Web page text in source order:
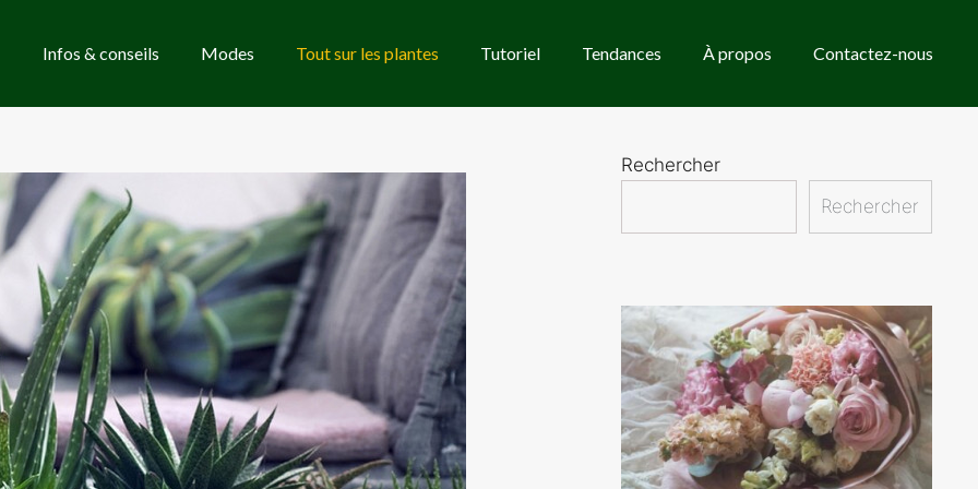
Infos & conseils Modes Tout sur les plantes Tutoriel Tendances À propos Contactez-nous
Rechercher
Rechercher